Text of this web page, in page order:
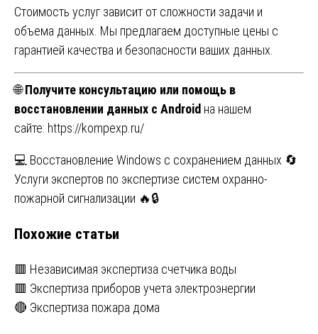
Стоимость услуг зависит от сложности задачи и
объема данных. Мы предлагаем доступные цены с
гарантией качества и безопасности ваших данных.
🌐Получите консультацию или помощь в
восстановлении данных с Android на нашем
сайте: https://kompexp.ru/
Навигация
по
💻 Восстановление Windows с сохранением данных 🔄
Услуги экспертов по экспертизе систем охранно-
пожарной сигнализации 🔥🔒
Похожие статьи
🟥 Независимая экспертиза счетчика воды
🟥 Экспертиза приборов учета электроэнергии
🔴 Экспертиза пожара дома